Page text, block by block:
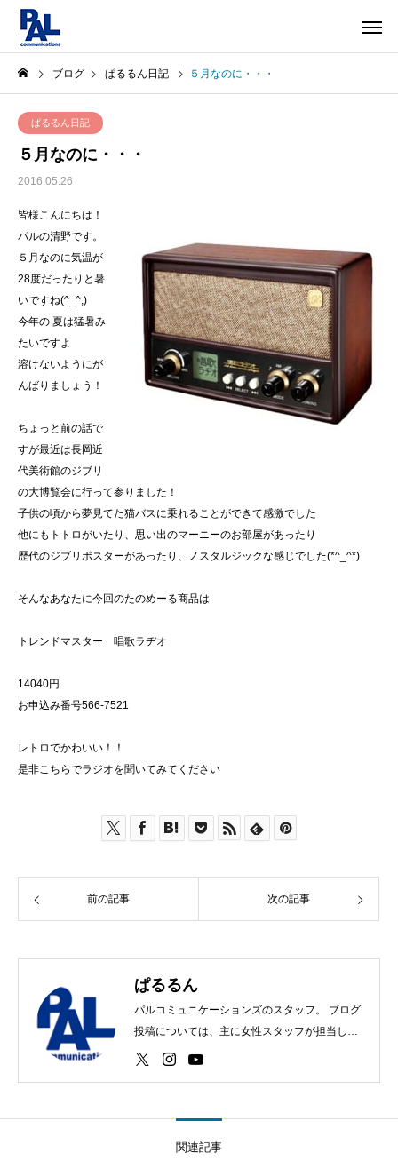
ブログ ぱるるん日記 ５月なのに・・・
ぱるるん日記
５月なのに・・・
2016.05.26
皆様こんにちは！
パルの清野です。
５月なのに気温が
28度だったりと暑
いですね(^_^;)
今年の 夏は猛暑み
たいですよ
溶けないようにが
んばりましょう！
ちょっと前の話で
すが最近は長岡近
代美術館のジブリ
の大博覧会に行って参りました！
子供の頃から夢見てた猫バスに乗れることができて感激でした
他にもトトロがいたり、思い出のマーニーのお部屋があったり
歴代のジブリポスターがあったり、ノスタルジックな感じでした(*^_^*)
そんなあなたに今回のたのめーる商品は
トレンドマスター 唱歌ラヂオ
14040円
お申込み番号566-7521
レトロでかわいい！！
是非こちらでラジオを聞いてみてください
前の記事 次の記事
ぱるるん
パルコミュニケーションズのスタッフ。 ブログ
投稿については、主に女性スタッフが担当して
います♪
関連記事